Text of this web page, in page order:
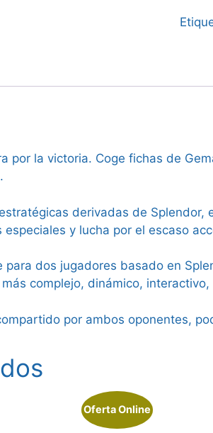
por la victoria. Coge fichas de
derivadas de
y lucha por el escaso
dos jugadores basado en
complejo, dinámico,
por ambos oponentes,
Oferta Online